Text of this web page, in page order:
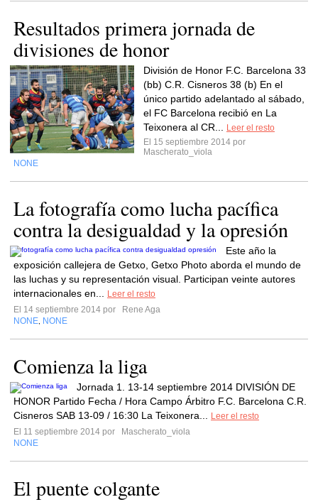
Resultados primera jornada de
divisiones de honor
División de Honor F.C. Barcelona 33
(bb) C.R. Cisneros 38 (b) En el
único partido adelantado al sábado,
el FC Barcelona recibió en La
Teixonera al CR...
Leer el resto
El 15 septiembre 2014 por
Mascherato_viola
NONE
La fotografía como lucha pacífica
contra la desigualdad y la opresión
Este año la
exposición callejera de Getxo, Getxo Photo aborda el mundo de
las luchas y su representación visual. Participan veinte autores
internacionales en...
Leer el resto
El 14 septiembre 2014 por
Rene Aga
NONE NONE
Comienza la liga
Jornada 1. 13-14 septiembre 2014 DIVISIÓN DE
HONOR Partido Fecha / Hora Campo Árbitro F.C. Barcelona C.R.
Cisneros SAB 13-09 / 16:30 La Teixonera...
Leer el resto
El 11 septiembre 2014 por
Mascherato_viola
NONE
El puente colgante